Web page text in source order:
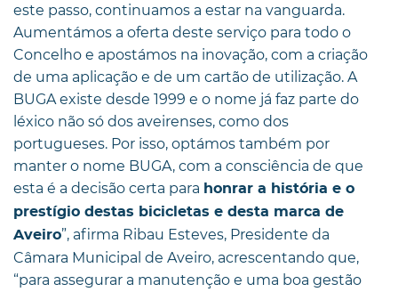
este passo, continuamos a estar na vanguarda.
Aumentámos a oferta deste serviço para todo o
Concelho e apostámos na inovação, com a criação
de uma aplicação e de um cartão de utilização. A
BUGA existe desde 1999 e o nome já faz parte do
léxico não só dos aveirenses, como dos
portugueses. Por isso, optámos também por
manter o nome BUGA, com a consciência de que
esta é a decisão certa para honrar a história e o
prestígio destas bicicletas e desta marca de
Aveiro”, afirma Ribau Esteves, Presidente da
Câmara Municipal de Aveiro, acrescentando que,
“para assegurar a manutenção e uma boa gestão